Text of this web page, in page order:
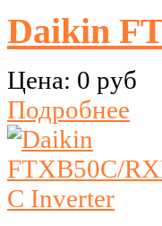
Daikin
Цена: 0 руб
Подробнее